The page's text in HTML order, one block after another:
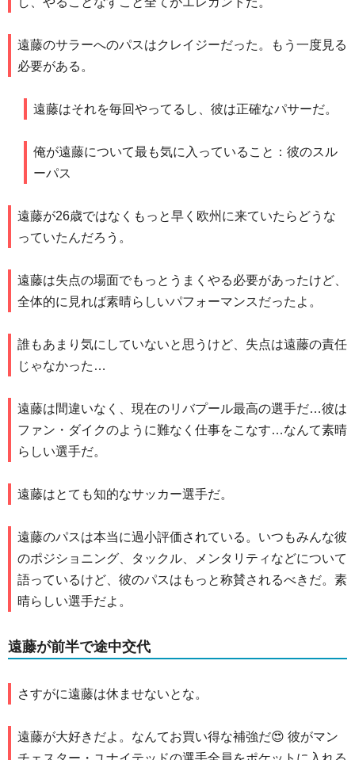
遠藤のサラーへのパスはクレイジーだった。もう一度見る
必要がある。
遠藤はそれを毎回やってるし、彼は正確なパサーだ。
俺が遠藤について最も気に入っていること：彼のスル
ーパス
遠藤が26歳ではなくもっと早く欧州に来ていたらどうな
っていたんだろう。
遠藤は失点の場面でもっとうまくやる必要があったけど、
全体的に見れば素晴らしいパフォーマンスだったよ。
誰もあまり気にしていないと思うけど、失点は遠藤の責任
じゃなかった…
遠藤は間違いなく、現在のリバプール最高の選手だ…彼は
ファン・ダイクのように難なく仕事をこなす…なんて素晴
らしい選手だ。
遠藤はとても知的なサッカー選手だ。
遠藤のパスは本当に過小評価されている。いつもみんな彼
のポジショニング、タックル、メンタリティなどについて
語っているけど、彼のパスはもっと称賛されるべきだ。素
晴らしい選手だよ。
遠藤が前半で途中交代
さすがに遠藤は休ませないとな。
遠藤が大好きだよ。なんてお買い得な補強だ😍 彼がマン